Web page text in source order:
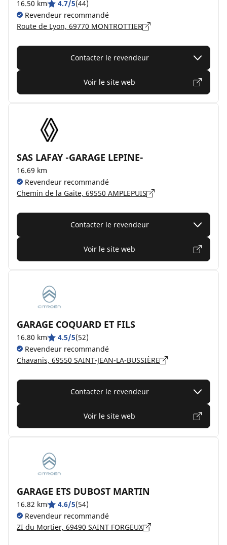
16.50 km 4.7/5(44)
Revendeur recommandé
Route de Lyon, 69770 MONTROTTIER
Contacter le revendeur
Voir le site web
SAS LAFAY -GARAGE LEPINE-
16.69 km
Revendeur recommandé
Chemin de la Gaite, 69550 AMPLEPUIS
Contacter le revendeur
Voir le site web
GARAGE COQUARD ET FILS
16.80 km 4.5/5(52)
Revendeur recommandé
Chavanis, 69550 SAINT-JEAN-LA-BUSSIÈRE
Contacter le revendeur
Voir le site web
GARAGE ETS DUBOST MARTIN
16.82 km 4.6/5(54)
Revendeur recommandé
ZI du Mortier, 69490 SAINT FORGEUX